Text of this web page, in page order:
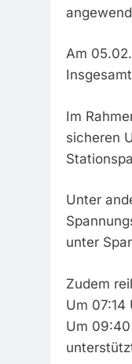
Am
Im
sicheren
Unter
unter
Zudem
Um
Um